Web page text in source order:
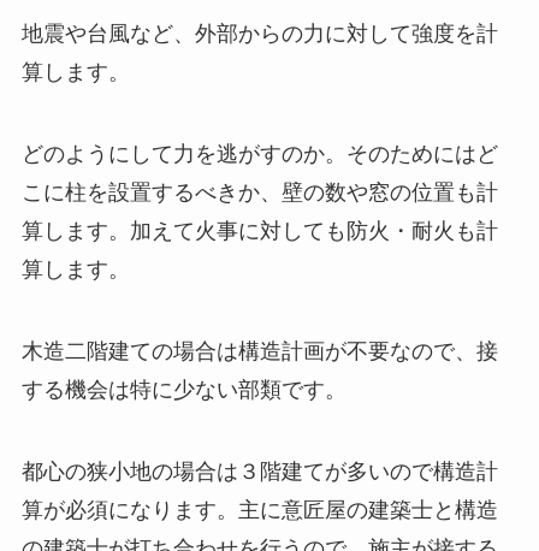
地震や台風など、外部からの力に対して強度を計
算します。
どのようにして力を逃がすのか。そのためにはど
こに柱を設置するべきか、壁の数や窓の位置も計
算します。加えて火事に対しても防火・耐火も計
算します。
木造二階建ての場合は構造計画が不要なので、接
する機会は特に少ない部類です。
都心の狭小地の場合は３階建てが多いので構造計
算が必須になります。主に意匠屋の建築士と構造